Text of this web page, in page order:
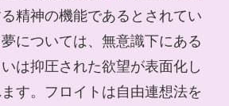
精神の機能であるとされてい
については、無意識下にある
は抑圧された欲望が表面化し
す。フロイトは自由連想法を